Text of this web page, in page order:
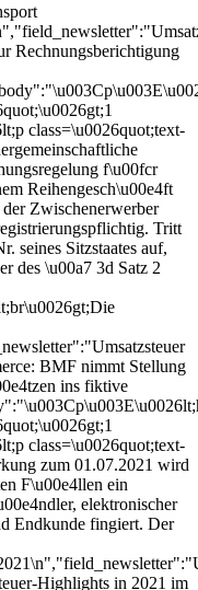
Rechnungsberichtigung
class=\u0026quot;text-
f\u00fcr
Reihengesch\u00e4ft
Zwischenerwerber
Tritt
seines Sitzstaates auf,
des \u00a7 3d Satz 2
BMF nimmt Stellung
ins fiktive
class=\u0026quot;text-
zum 01.07.2021 wird
F\u00e4llen ein
elektronischer
Endkunde fingiert. Der
Highlights in 2021 im